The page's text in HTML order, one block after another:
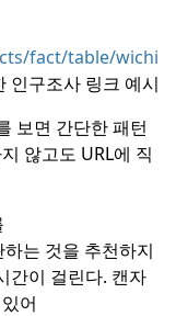
fact/table/wichi
인구조사 링크 예시
보면 간단한 패턴
않고도 URL에 직
하는 것을 추천하지
간이 걸린다. 캔자
어